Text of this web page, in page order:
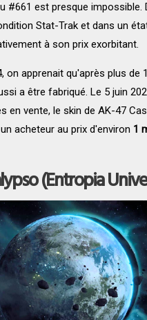
#661 est presque impossible.
Stat-Trak et dans un
à son prix exorbitant.
on apprenait qu'après plus de
a être fabriqué. Le 5 juin
en vente, le skin de AK-47
acheteur au prix d'environ 1
(Entropia